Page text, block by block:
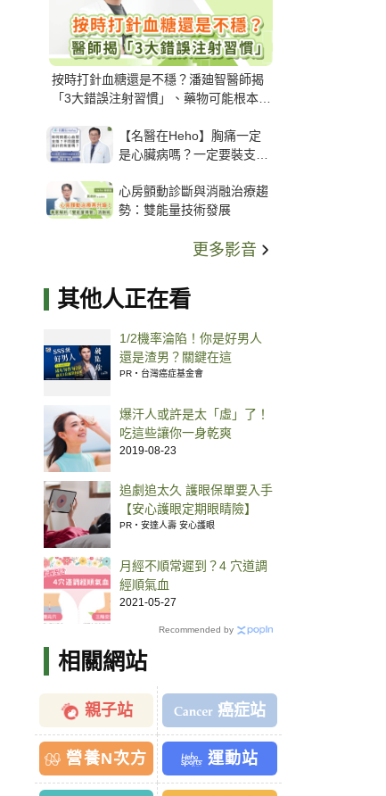
按時打針血糖還是不穩？潘廸智醫師揭
「3大錯誤注射習慣」、藥物可能根本沒
【名醫在Heho】胸痛一定
是心臟病嗎？一定要裝支
解析支架種類、風險與選擇
關鍵
心房顫動診斷與消融治療趨
勢：雙能量技術發展
更多影音
其他人正在看
1/2機率淪陷！你是好男人
還是渣男？關鍵在這
PR・台灣癌症基金會
爆汗人或許是太「虛」了！
吃這些讓你一身乾爽
2019-08-23
追劇追太久 護眼保單要入手
【安心護眼定期眼睛險】
PR・安達人壽 安心護眼
月經不順常遲到？4 穴道調
經順氣血
2021-05-27
Recommended by
相關網站
親子站 癌症站
營養N次方 運動站